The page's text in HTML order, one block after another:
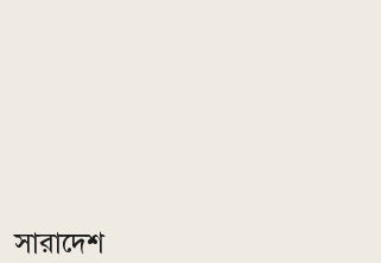
সারাদেশ